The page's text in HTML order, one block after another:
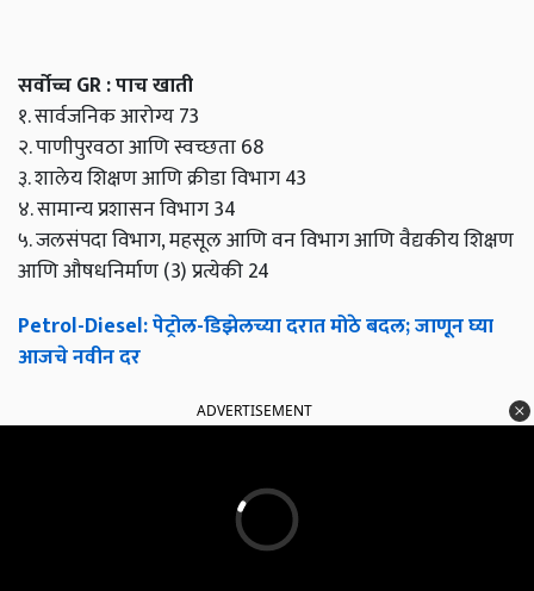
सर्वोच्च GR : पाच खाती
१. सार्वजनिक आरोग्य 73
२. पाणीपुरवठा आणि स्वच्छता 68
३. शालेय शिक्षण आणि क्रीडा विभाग 43
४. सामान्य प्रशासन विभाग 34
५. जलसंपदा विभाग, महसूल आणि वन विभाग आणि वैद्यकीय शिक्षण
आणि औषधनिर्माण (3) प्रत्येकी 24
Petrol-Diesel: पेट्रोल-डिझेलच्या दरात मोठे बदल; जाणून घ्या
आजचे नवीन दर
ADVERTISEMENT